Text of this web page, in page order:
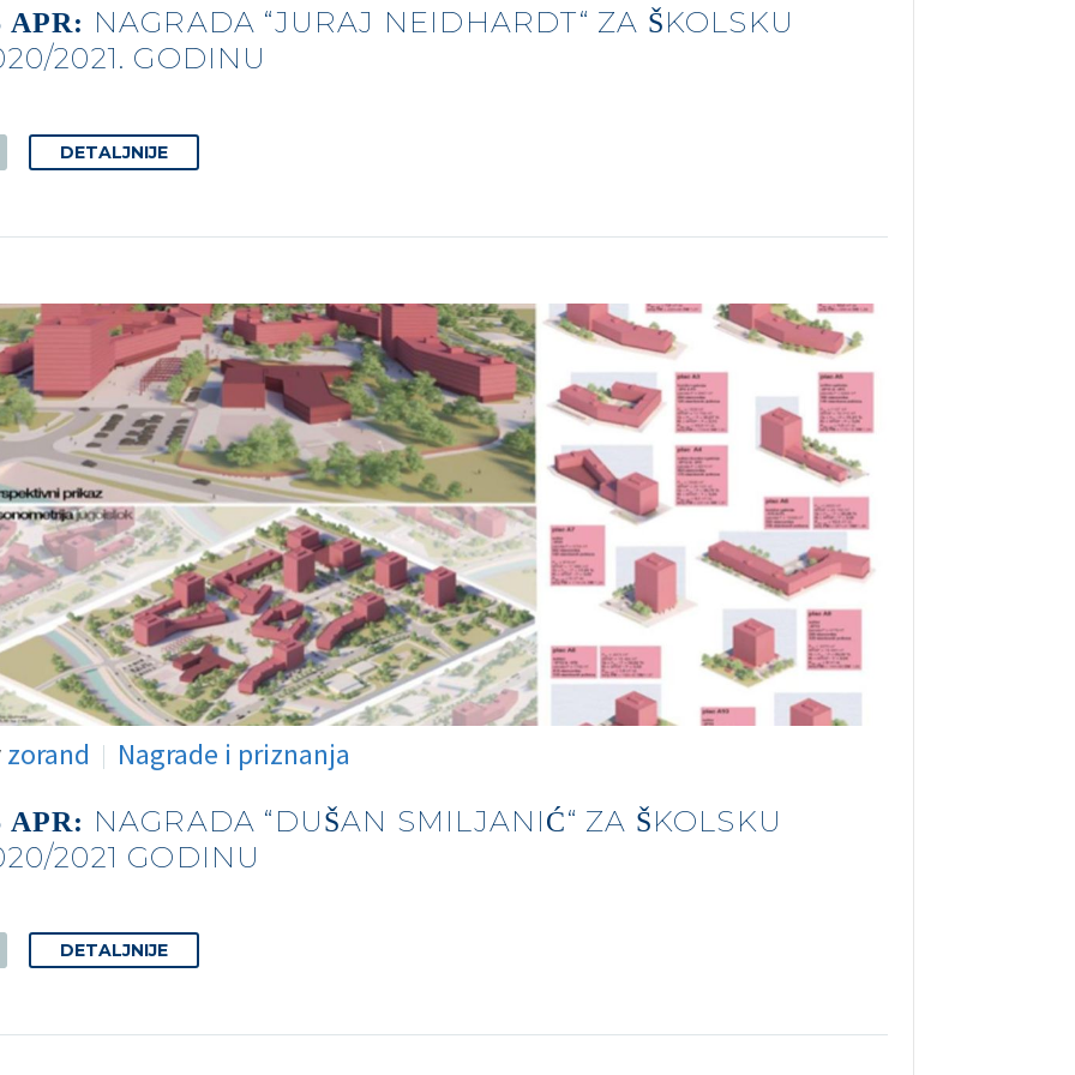
APR: NAGRADA “JURAJ NEIDHARDT“ ZA ŠKOLSKU
2021. GODINU
DETALJNIJE
zorand Nagrade i priznanja
APR: NAGRADA “DUŠAN SMILJANIĆ“ ZA ŠKOLSKU
2021 GODINU
DETALJNIJE